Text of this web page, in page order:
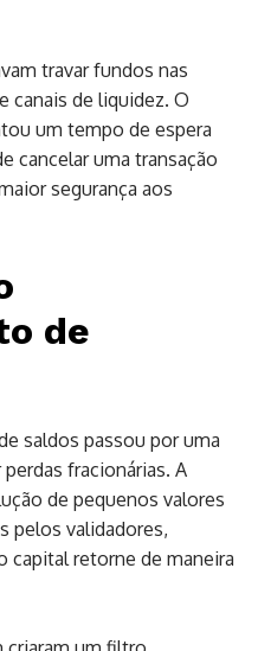
travar fundos nas
canais de liquidez. O
um tempo de espera
cancelar uma transação
segurança aos
de
saldos passou por uma
fracionárias. A
de pequenos valores
pelos validadores,
capital retorne de maneira